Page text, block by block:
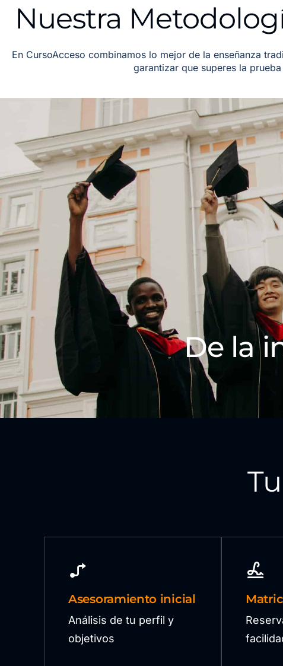
Nuestra
En CursoAcceso combinamos lo mejor de la enseñanza
garantizar que superes la
De la
Asesoramiento inicial
Análisis de tu perfil y
objetivos